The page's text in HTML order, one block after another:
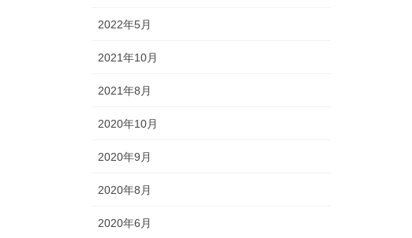
2022年5月
2021年10月
2021年8月
2020年10月
2020年9月
2020年8月
2020年6月